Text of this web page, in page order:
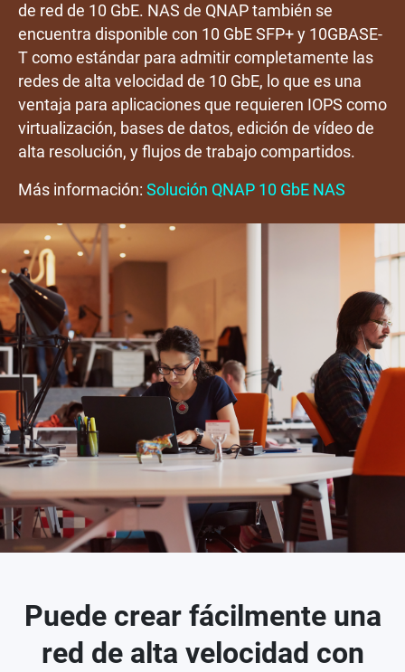
de red de 10 GbE. NAS de QNAP también se
encuentra disponible con 10 GbE SFP+ y 10GBASE-
T como estándar para admitir completamente las
redes de alta velocidad de 10 GbE, lo que es una
ventaja para aplicaciones que requieren IOPS como
virtualización, bases de datos, edición de vídeo de
alta resolución, y flujos de trabajo compartidos.
Más información: Solución QNAP 10 GbE NAS
Puede crear fácilmente una
red de alta velocidad con